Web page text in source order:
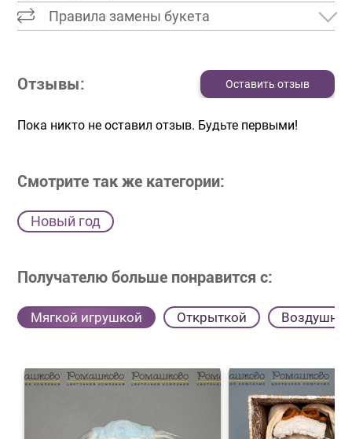
Правила замены букета
Отзывы: Оставить отзыв
Пока никто не оставил отзыв. Будьте первыми!
Смотрите так же категории:
Новый год
Получателю больше понравится с:
Мягкой игрушкой Открыткой